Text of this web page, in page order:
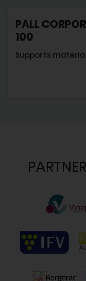
PALL
100
Supports